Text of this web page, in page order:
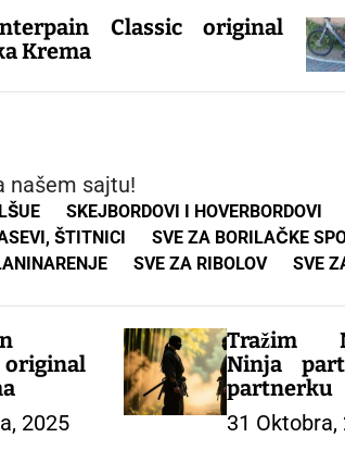
original
bicikl
stanju i
našem sajtu!
SKEJBORDOVI I HOVERBORDOVI
ŠTITNICI SVE ZA BORILAČKE
SVE ZA RIBOLOV SVE
2025
Tražim
Ninja
partnerku
31 Oktobra,